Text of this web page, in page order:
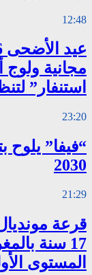
12:48
مجانية ولوج
استنفار”
23:20
“فيفا” يلوح
2030
21:29
قرعة
17 سنة
المستوى